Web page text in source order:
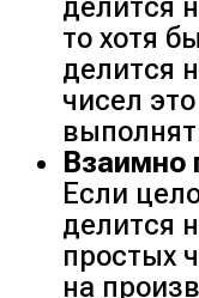
делится
то хотя
делится
чисел
Взаимно
Если
делится
простых
на